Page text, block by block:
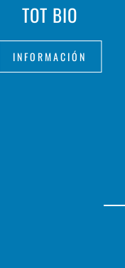
TOT BIO
INFORMACIÓN